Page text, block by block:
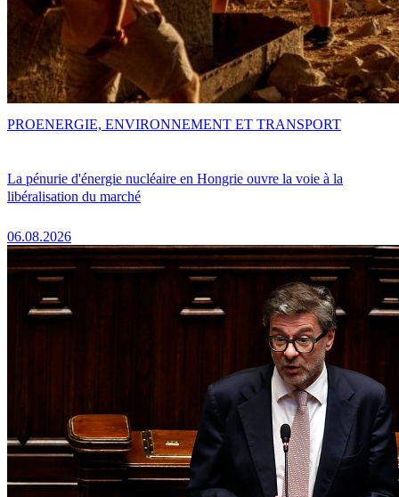
La pénurie d'énergie nucléaire en Hongrie ouvre la voie à la
libéralisation du marché
06.08.2026
PROENERGIE, ENVIRONNEMENT ET TRANSPORT